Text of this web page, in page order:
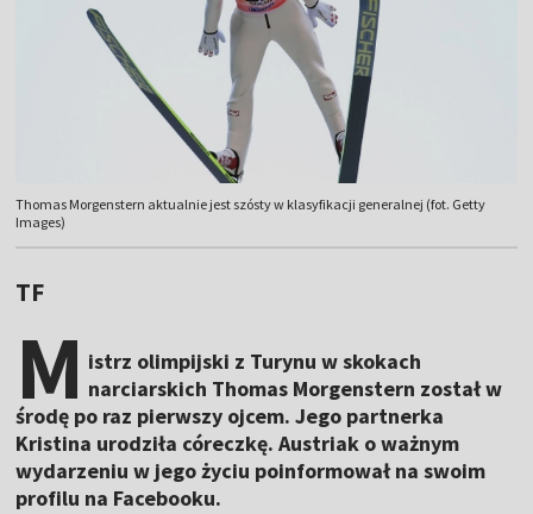
Thomas Morgenstern aktualnie jest szósty w klasyfikacji generalnej (fot. Getty
Images)
TF
M istrz olimpijski z Turynu w skokach
narciarskich Thomas Morgenstern został w
środę po raz pierwszy ojcem. Jego partnerka
Kristina urodziła córeczkę. Austriak o ważnym
wydarzeniu w jego życiu poinformował na swoim
profilu na Facebooku.